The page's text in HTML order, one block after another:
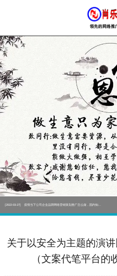
[2022-05-29] 实体门店如何做网络推广吸引客户，实体店网络营销技巧...
[2022-05-04] 污水处理设备厂家产品如何做网络推广（污水处理项目网...
[2022-03-27] 疫情当下公司企业品牌网络营销策划推广怎么做，国内知...
[2022-05-29] 实体门店如何做网络推广吸引客户，实体店网络营销技巧...
污水处理设备厂家产品如何做网络推广（污水处理项目网...
关于以安全为主题的演
（文案代笔平台的